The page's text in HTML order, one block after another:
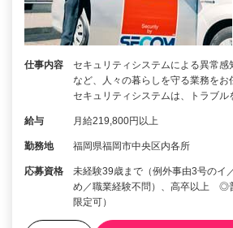
仕事内容
セキュリティシステムによる異常感
など、人々の暮らしを守る業務を
セキュリティシステムは、トラブ
給与 月給219,800円以上
勤務地 福岡県福岡市中央区内各所
応募資格
未経験39歳まで（例外事由3号のイ
め／職業経験不問）、高卒以上 ◎
限定可）